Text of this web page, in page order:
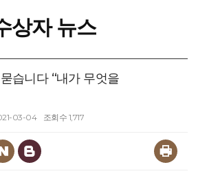
상자 뉴스
습니다 “내가 무엇을
03-04 조회수 1,717